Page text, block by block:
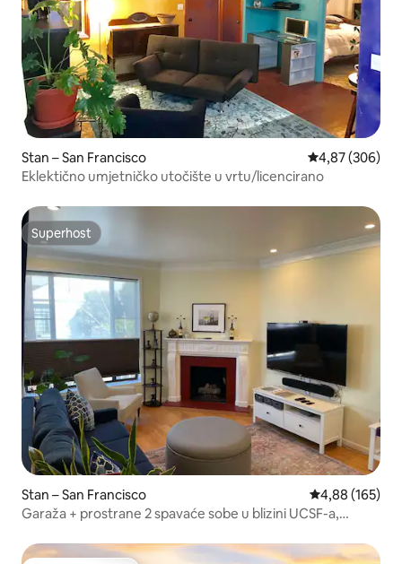
Stan – San Francisco Prosječna
4,87 (306)
Eklektično umjetničko utočište u vrtu/licencirano
Superhost
Superhost
Stan – San Francisco Prosječna
4,88 (165)
Garaža + prostrane 2 spavaće sobe u blizini UCSF-a,